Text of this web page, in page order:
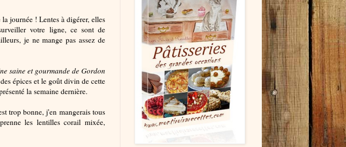
journée ! Lentes à digérer, elles
votre ligne, ce sont de
je ne mange pas assez de
saine et gourmande de Gordon
épices et le goût divin de cette
la semaine dernière.
trop bonne, j'en mangerais tous
les lentilles corail mixée,